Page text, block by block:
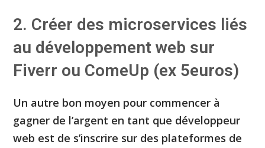
2. Créer des microservices liés
au développement web sur
Fiverr ou ComeUp (ex 5euros)
Un autre bon moyen pour commencer à
gagner de l’argent en tant que développeur
web est de s’inscrire sur des plateformes de